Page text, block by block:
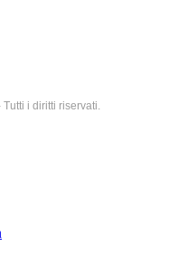
i diritti riservati.